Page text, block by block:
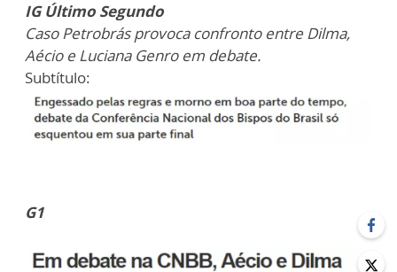
IG Último Segundo
Caso Petrobrás provoca confronto entre Dilma,
Aécio e Luciana Genro em debate.
Subtítulo:
G1